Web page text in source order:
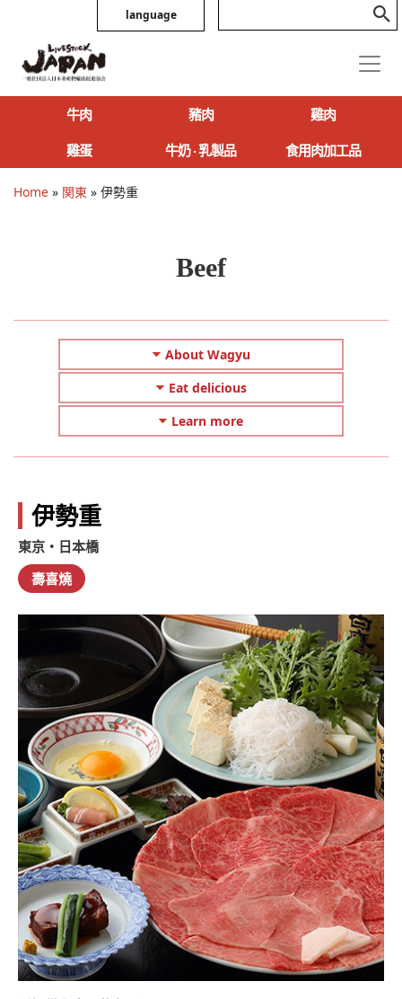
language
牛肉 豬肉
雞肉
雞蛋
牛奶 ‧ 乳製品 食用肉加工品
Home » 関東 » 伊勢重
Beef
About Wagyu
Eat delicious
Learn more
伊勢重
東京・日本橋
壽喜燒